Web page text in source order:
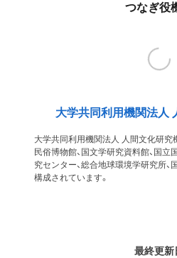
つなぎ役
大学共同利用機関法人
大学共同利用機関法人 人間文化研究
民俗博物館、国文学研究資料館、国立
究センター、総合地球環境学研究所、
構成されています。
最終更新